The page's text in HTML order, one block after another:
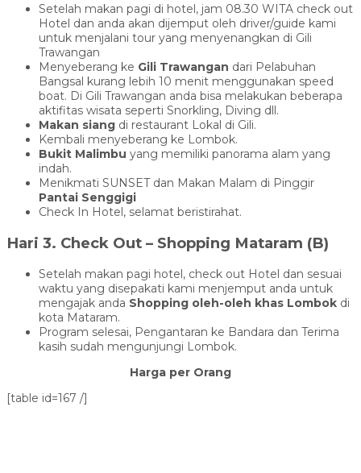
Setelah makan pagi di hotel, jam 08.30 WITA check out
Hotel dan anda akan dijemput oleh driver/guide kami
untuk menjalani tour yang menyenangkan di Gili
Trawangan
Menyeberang ke Gili Trawangan dari Pelabuhan
Bangsal kurang lebih 10 menit menggunakan speed
boat. Di Gili Trawangan anda bisa melakukan beberapa
aktifitas wisata seperti Snorkling, Diving dll.
Makan siang di restaurant Lokal di Gili.
Kembali menyeberang ke Lombok.
Bukit Malimbu yang memiliki panorama alam yang
indah.
Menikmati SUNSET dan Makan Malam di Pinggir
Pantai Senggigi
Check In Hotel, selamat beristirahat.
Hari 3. Check Out – Shopping Mataram (B)
Setelah makan pagi hotel, check out Hotel dan sesuai
waktu yang disepakati kami menjemput anda untuk
mengajak anda Shopping oleh-oleh khas Lombok di
kota Mataram.
Program selesai, Pengantaran ke Bandara dan Terima
kasih sudah mengunjungi Lombok.
Harga per Orang
[table id=167 /]